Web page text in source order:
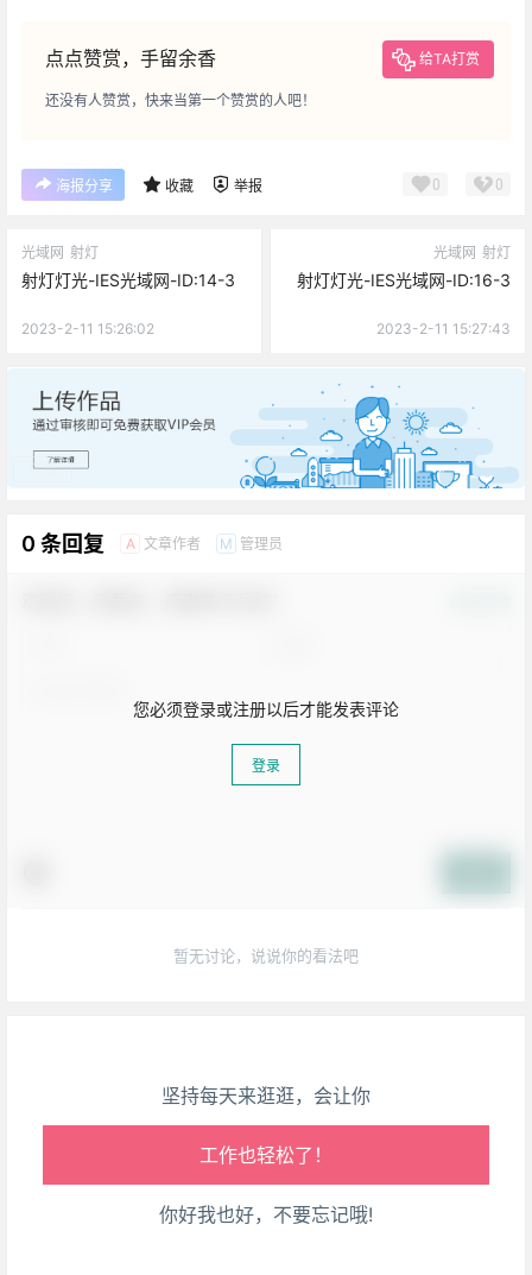
点点赞赏，手留余香 给TA打赏
还没有人赞赏，快来当第一个赞赏的人吧！
海报分享 收藏 举报 0 0
光域网 射灯
射灯灯光-IES光域网-ID:14-3
2023-2-11 15:26:02
光域网 射灯
射灯灯光-IES光域网-ID:16-3
2023-2-11 15:27:43
广告
0 条回复 A 文章作者 M 管理员
您必须登录或注册以后才能发表评论
登录
暂无讨论，说说你的看法吧
坚持每天来逛逛，会让你
心情也舒畅了！
腰也不酸了！
工作也轻松了！
你好我也好，不要忘记哦!